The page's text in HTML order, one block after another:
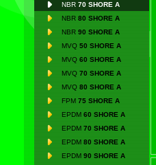
NBR 70 SHORE A
NBR 80 SHORE A
NBR 90 SHORE A
MVQ 50 SHORE A
MVQ 60 SHORE A
MVQ 70 SHORE A
MVQ 80 SHORE A
FPM 75 SHORE A
EPDM 60 SHORE A
EPDM 70 SHORE A
EPDM 80 SHORE A
EPDM 90 SHORE A